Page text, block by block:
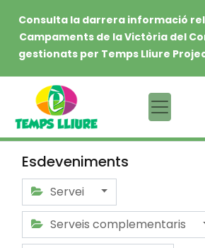
Consulta la darrera informació
Campaments de la Victòria del
gestionats per Temps Lliure
Esdeveniments
Servei
Serveis complementaris